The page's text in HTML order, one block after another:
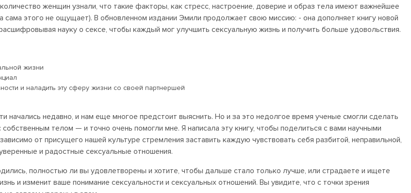
женщин узнали, что такие факторы, как стресс, настроение, доверие и образ тела имеют важнейшее
этого не ощущает). В обновленном издании Эмили продолжает свою миссию: - она дополняет книгу новой
науку о сексе, чтобы каждый мог улучшить сексуальную жизнь и получить больше удовольствия.
жизни
и наладить эту сферу жизни со своей партнершей
начались недавно, и нам еще многое предстоит выяснить. Но и за это недолгое время ученые смогли сделать
телом — и точно очень помогли мне. Я написала эту книгу, чтобы поделиться с вами научными
от присущего нашей культуре стремления заставить каждую чувствовать себя разбитой, неправильной,
и радостные сексуальные отношения.
полностью ли вы удовлетворены и хотите, чтобы дальше стало только лучше, или страдаете и ищете
и изменит ваше понимание сексуальности и сексуальных отношений. Вы увидите, что с точки зрения